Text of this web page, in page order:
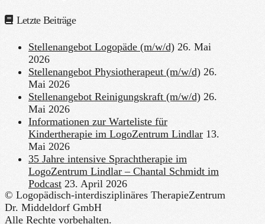
Letzte Beiträge
Stellenangebot Logopäde (m/w/d) 26. Mai
2026
Stellenangebot Physiotherapeut (m/w/d) 26.
Mai 2026
Stellenangebot Reinigungskraft (m/w/d) 26.
Mai 2026
Informationen zur Warteliste für
Kindertherapie im LogoZentrum Lindlar 13.
Mai 2026
35 Jahre intensive Sprachtherapie im
LogoZentrum Lindlar – Chantal Schmidt im
Podcast 23. April 2026
© Logopädisch-interdisziplinäres TherapieZentrum
Dr. Middeldorf GmbH
Alle Rechte vorbehalten.